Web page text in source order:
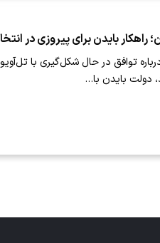
راهکار بایدن برای پیروزی در
توافق در حال شکل‌گیری با
دولت بایدن با…